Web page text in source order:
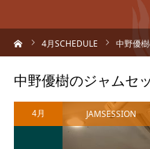
4月SCHEDULE 中野優
中野優樹のジャムセ
4月 JAMSESSION